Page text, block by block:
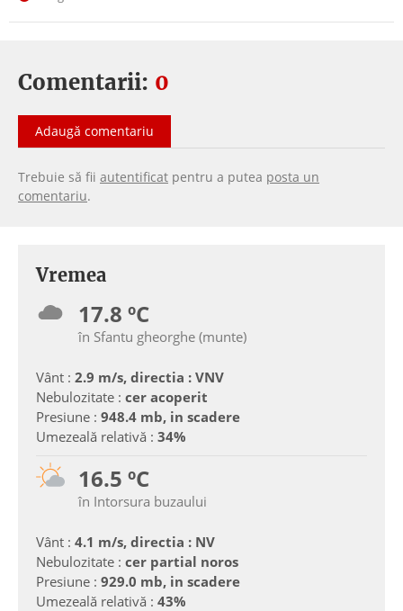
Comentarii: 0
Adaugă comentariu
Trebuie să fii autentificat pentru a putea posta un
comentariu.
Vremea
17.8 ºC
în Sfantu gheorghe (munte)
Vânt : 2.9 m/s, directia : VNV
Nebulozitate : cer acoperit
Presiune : 948.4 mb, in scadere
Umezeală relativă : 34%
16.5 ºC
în Intorsura buzaului
Vânt : 4.1 m/s, directia : NV
Nebulozitate : cer partial noros
Presiune : 929.0 mb, in scadere
Umezeală relativă : 43%